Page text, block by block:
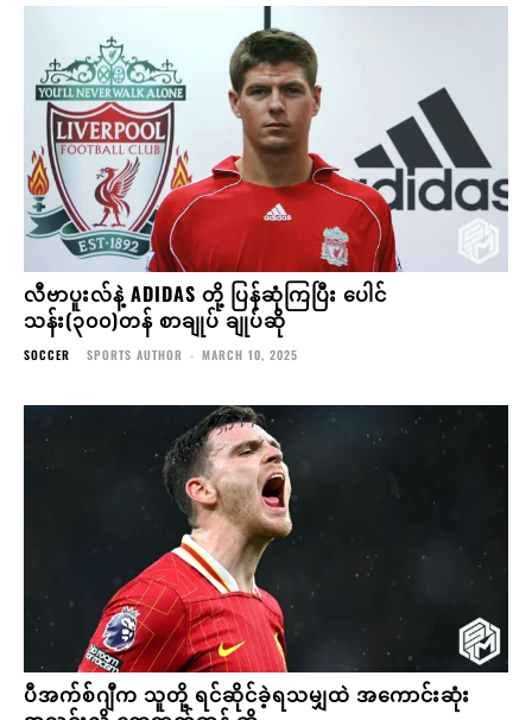
လီဗာပူးလ်နဲ့ ADIDAS တို့ ပြန်ဆုံကြပြီး ပေါင်
သန်း(၃၀၀)တန် စာချုပ် ချုပ်ဆို
SOCCER SPORTS AUTHOR - MARCH 10, 2025
ပီအက်စ်ဂျီက သူတို့ ရင်ဆိုင်ခဲ့ရသမျှထဲ အကောင်းဆုံး